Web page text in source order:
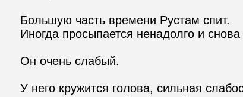
Большую часть времени Рустам спит.
Иногда просыпается ненадолго и снова
Он очень слабый.
У него кружится голова, сильная